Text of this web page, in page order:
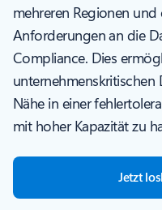
mehreren Regionen
Anforderungen an die
Compliance. Dies
Nähe in einer
mit hoher Kapazität zu
Jetzt